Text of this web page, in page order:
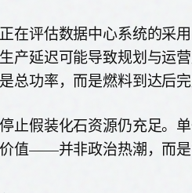
在评估数据中心系统的采
产延迟可能导致规划与运
总功率，而是燃料到达后
止假装化石资源仍充足
值——并非政治热潮，而是